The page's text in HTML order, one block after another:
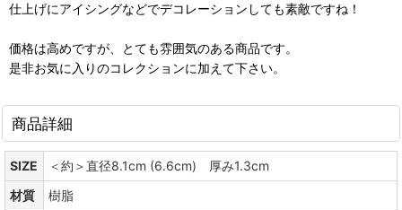
仕上げにアイシングなどでデコレーションしても素敵ですね！
価格は高めですが、とても雰囲気のある商品です。
是非お気に入りのコレクションに加えて下さい。
商品詳細
SIZE
＜約＞直径8.1cm (6.6cm) 厚み1.3cm
材質
樹脂